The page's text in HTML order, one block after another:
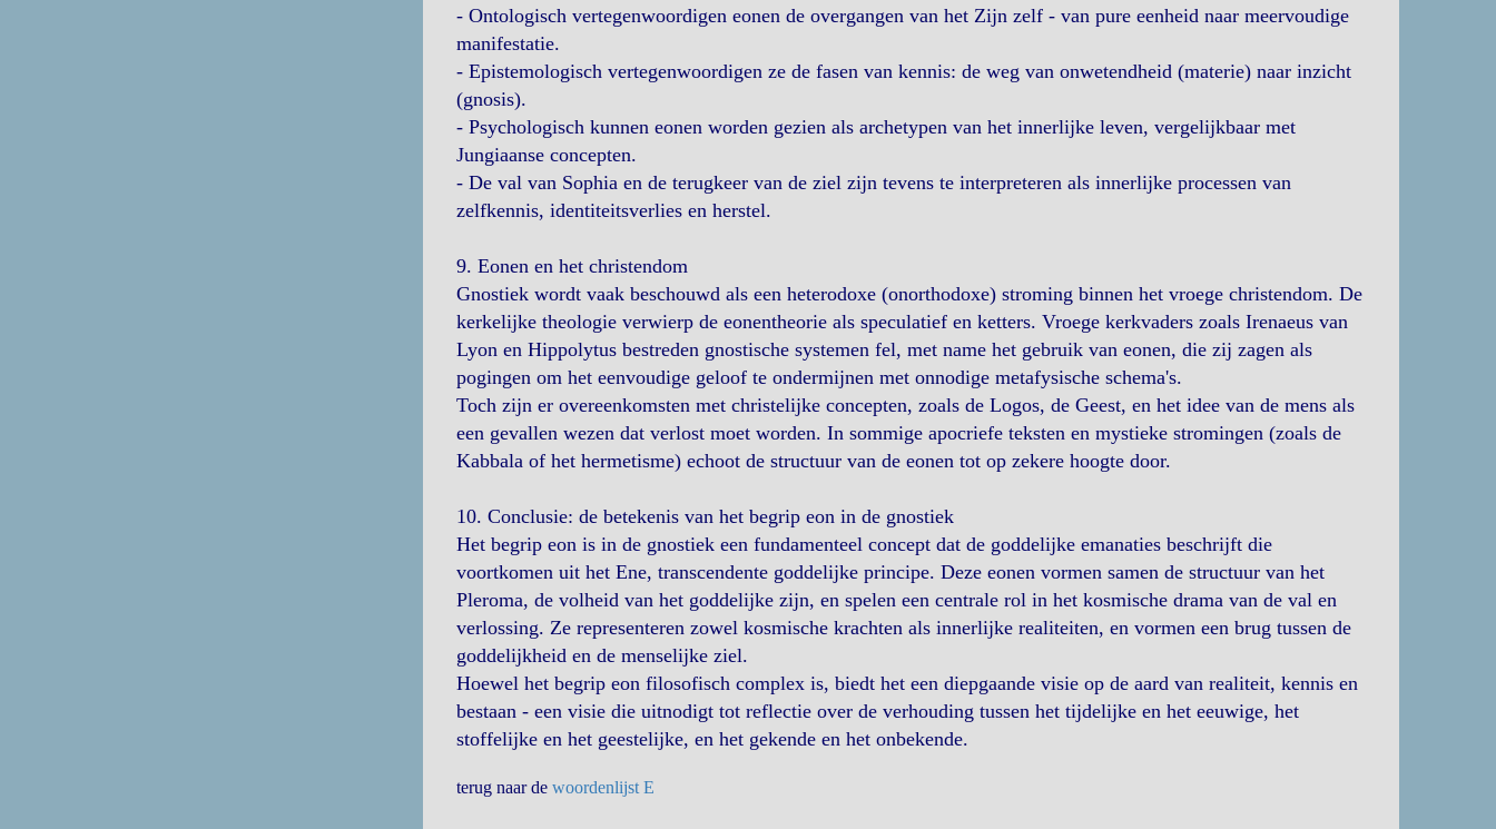
- Ontologisch vertegenwoordigen eonen de overgangen van het Zijn zelf - van pure eenheid naar meervoudige
manifestatie.
- Epistemologisch vertegenwoordigen ze de fasen van kennis: de weg van onwetendheid (materie) naar inzicht
(gnosis).
- Psychologisch kunnen eonen worden gezien als archetypen van het innerlijke leven, vergelijkbaar met
Jungiaanse concepten.
- De val van Sophia en de terugkeer van de ziel zijn tevens te interpreteren als innerlijke processen van
zelfkennis, identiteitsverlies en herstel.
9. Eonen en het christendom
Gnostiek wordt vaak beschouwd als een heterodoxe (onorthodoxe) stroming binnen het vroege christendom. De
kerkelijke theologie verwierp de eonentheorie als speculatief en ketters. Vroege kerkvaders zoals Irenaeus van
Lyon en Hippolytus bestreden gnostische systemen fel, met name het gebruik van eonen, die zij zagen als
pogingen om het eenvoudige geloof te ondermijnen met onnodige metafysische schema's.
Toch zijn er overeenkomsten met christelijke concepten, zoals de Logos, de Geest, en het idee van de mens als
een gevallen wezen dat verlost moet worden. In sommige apocriefe teksten en mystieke stromingen (zoals de
Kabbala of het hermetisme) echoot de structuur van de eonen tot op zekere hoogte door.
10. Conclusie: de betekenis van het begrip eon in de gnostiek
Het begrip eon is in de gnostiek een fundamenteel concept dat de goddelijke emanaties beschrijft die
voortkomen uit het Ene, transcendente goddelijke principe. Deze eonen vormen samen de structuur van het
Pleroma, de volheid van het goddelijke zijn, en spelen een centrale rol in het kosmische drama van de val en
verlossing. Ze representeren zowel kosmische krachten als innerlijke realiteiten, en vormen een brug tussen de
goddelijkheid en de menselijke ziel.
Hoewel het begrip eon filosofisch complex is, biedt het een diepgaande visie op de aard van realiteit, kennis en
bestaan - een visie die uitnodigt tot reflectie over de verhouding tussen het tijdelijke en het eeuwige, het
stoffelijke en het geestelijke, en het gekende en het onbekende.
terug naar de woordenlijst E